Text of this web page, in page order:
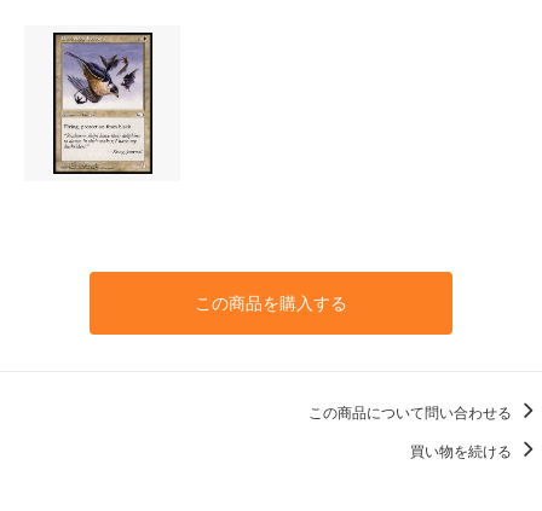
この商品を購入する
この商品について問い合わせる
買い物を続ける